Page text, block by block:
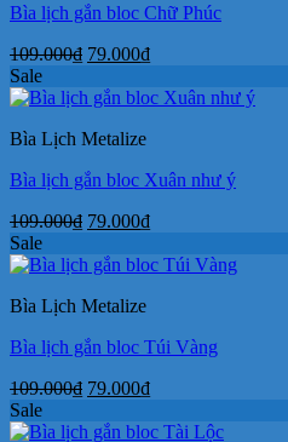
Bìa lịch gắn bloc Chữ Phúc
109.000₫ Giá
là:
79.000₫Giá
tại
Sale
Bìa Lịch Metalize
Bìa lịch gắn bloc Xuân như ý
109.000₫ Giá
là:
79.000₫Giá
tại
Sale
Bìa Lịch Metalize
Bìa lịch gắn bloc Túi Vàng
109.000₫ Giá
là:
79.000₫Giá
tại
Sale